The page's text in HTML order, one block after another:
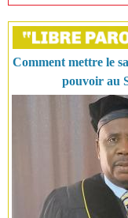
Comment mettre le
pouvoir au